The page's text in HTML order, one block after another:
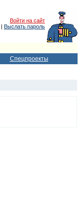
Войти на сайт
| Выслать пароль
Спецпроекты